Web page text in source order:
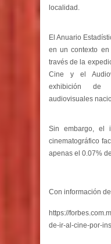
localidad.
El Anuario
en un contexto
través de la
Cine y el
exhibición de
audiovisuales
Sin embargo, el
cinematográfico
apenas el 0.07%
Con información
https://
de-ir-al-cine-por-